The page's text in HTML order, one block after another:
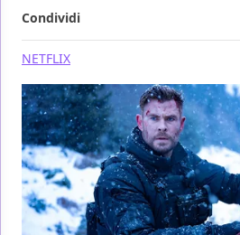
Condividi
NETFLIX